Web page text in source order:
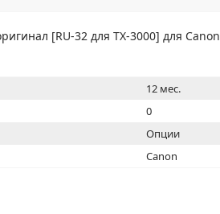
[RU-32 для TX-3000] для Canon
12 мес.
0
Опции
Canon